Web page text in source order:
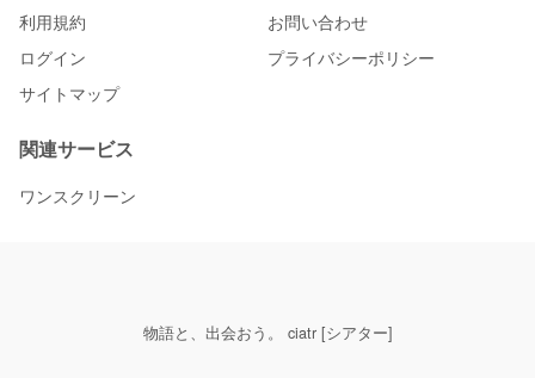
利用規約
お問い合わせ
ログイン
プライバシーポリシー
サイトマップ
関連サービス
ワンスクリーン
物語と、出会おう。 ciatr [シアター]